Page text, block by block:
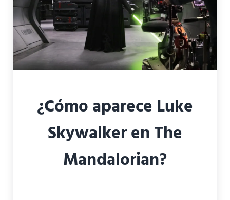
¿Cómo aparece Luke
Skywalker en The
Mandalorian?